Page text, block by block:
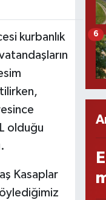
kurbanlık
olduğu
Kasaplar
6